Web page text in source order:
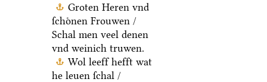
Groten Heren vnd
ſchoͤnen Frouwen /
Schal men veel denen
vnd weinich truwen.
Wol leeff hefft wat
he leuen ſchal /